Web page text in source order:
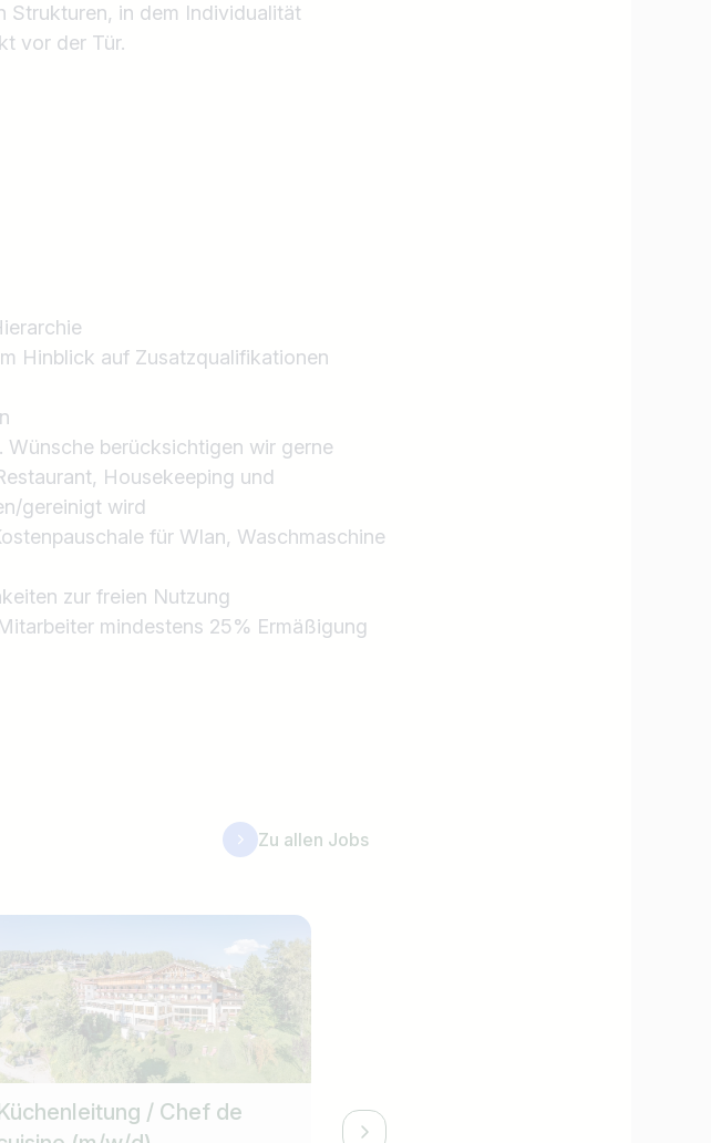
Strukturen, in dem Individualität
vor der Tür.
Hinblick auf Zusatzqualifikationen
berücksichtigen wir gerne
Housekeeping und
gereinigt wird
für Wlan, Waschmaschine
zur freien Nutzung
mindestens 25% Ermäßigung
Zu allen Jobs
/ Chef de
Souschef (m/w/d)